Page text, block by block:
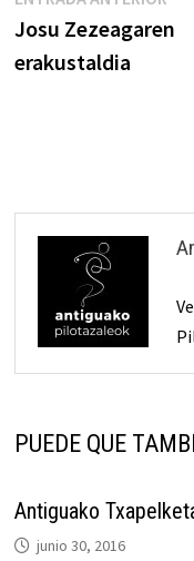
de
Josu Zezeagaren
erakustaldia
PUEDE QUE
Antiguako
junio 30, 2016